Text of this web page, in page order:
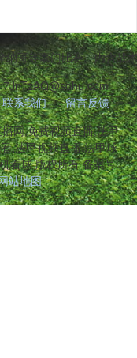
等豪门比赛。内含
联系我们
留言反馈
网,免费视频直播,法甲
,法甲视频直播,法甲球
看球 版权所有 备案号:
站地图